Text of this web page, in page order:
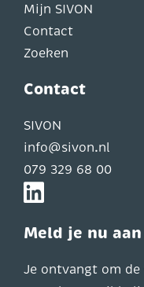
Mijn SIVON
Contact
Zoeken
Contact
SIVON
info@sivon.nl
079 329 68 00
Meld je nu
Je ontvangt om